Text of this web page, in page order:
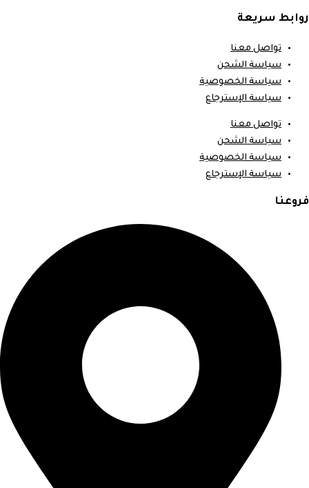
روابط سريعة
تواصل معنا
سياسة الشحن
سياسة الخصوصية
سياسة الإسترجاع
تواصل معنا
سياسة الشحن
سياسة الخصوصية
سياسة الإسترجاع
فروعنا